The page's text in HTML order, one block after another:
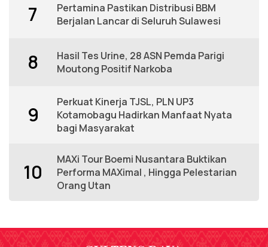
7
Pertamina Pastikan Distribusi BBM
Berjalan Lancar di Seluruh Sulawesi
8
Hasil Tes Urine, 28 ASN Pemda Parigi
Moutong Positif Narkoba
9
Perkuat Kinerja TJSL, PLN UP3
Kotamobagu Hadirkan Manfaat Nyata
bagi Masyarakat
10
MAXi Tour Boemi Nusantara Buktikan
Performa MAXimal , Hingga Pelestarian
Orang Utan